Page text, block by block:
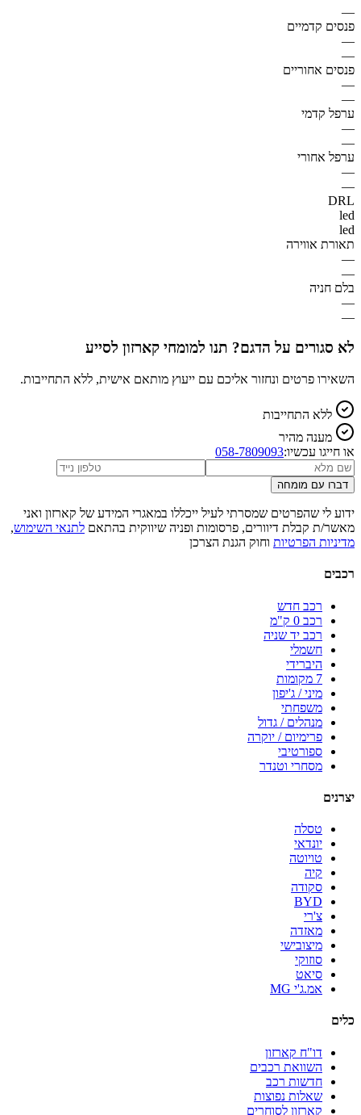
—
פנסים קדמיים
—
—
פנסים אחוריים
—
—
ערפל קדמי
—
—
ערפל אחורי
—
—
DRL
led
led
תאורת אווירה
—
—
בלם חניה
—
—
לא סגורים על הדגם? תנו למומחי קארזון לסייע
השאירו פרטים ונחזור אליכם עם ייעוץ מותאם אישית, ללא התחייבות.
ללא התחייבות
מענה מהיר
או חייגו עכשיו:058-7809093
דברו עם מומחה
ידוע לי שהפרטים שמסרתי לעיל ייכללו במאגרי המידע של קארזון ואני
מאשר/ת קבלת דיוורים, פרסומות ופניה שיווקית בהתאם לתנאי השימוש,
מדיניות הפרטיות וחוק הגנת הצרכן
רכבים
רכב חדש
רכב 0 ק"מ
רכב יד שניה
חשמלי
היברידי
7 מקומות
מיני / ג'יפון
משפחתי
מנהלים / גדול
פרימיום / יוקרה
ספורטיבי
מסחרי וטנדר
יצרנים
טסלה
יונדאי
טויוטה
קיה
סקודה
BYD
צ'רי
מאזדה
מיצובישי
סוזוקי
סיאט
אמ.ג'י MG
כלים
דו"ח קארזון
השוואת רכבים
חדשות רכב
שאלות נפוצות
קארזון לסוחרים